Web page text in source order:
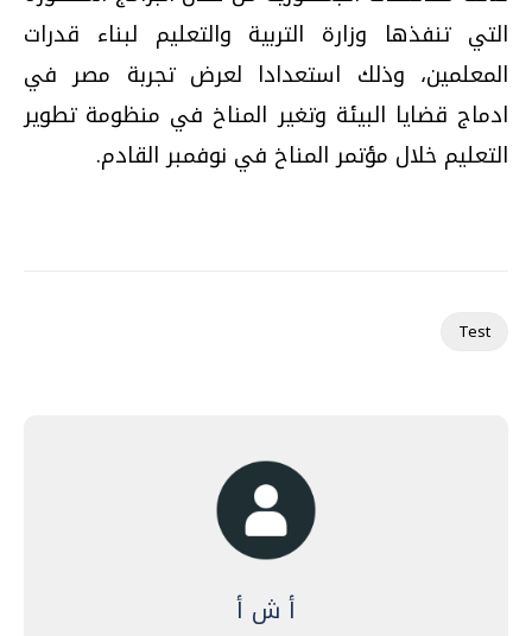
التي تنفذها وزارة التربية والتعليم لبناء قدرات
المعلمين، وذلك استعدادا لعرض تجربة مصر في
ادماج قضايا البيئة وتغير المناخ في منظومة تطوير
التعليم خلال مؤتمر المناخ في نوفمبر القادم.
Test
أ ش أ